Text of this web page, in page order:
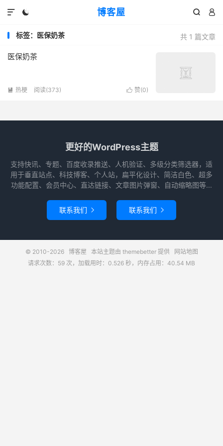
博客屋
  

共 1 篇文章
标签：医保奶茶
医保奶茶
 赞(0)
 热梗 阅读(373)
更好的WordPress主题
支持快讯、专题、百度收录推送、人机验证、多级分类筛选器，适
用于垂直站点、科技博客、个人站，扁平化设计、简洁白色、超多
功能配置、会员中心、直达链接、文章图片弹窗、自动缩略图等...
联系我们  联系我们 
© 2010-2026 博客屋 本站主题由 themebetter提供
网站地图
请求次数：59 次，加载用时：0.526 秒，内存占用：40.54 MB